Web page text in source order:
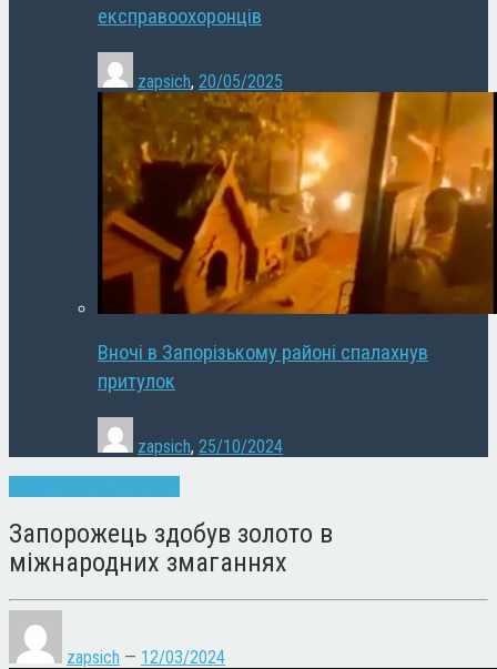
експравоохоронців
zapsich, 20/05/2025
Вночі в Запорізькому районі спалахнув
притулок
zapsich, 25/10/2024
Запорожець здобув золото в
міжнародних змаганнях
zapsich — 12/03/2024